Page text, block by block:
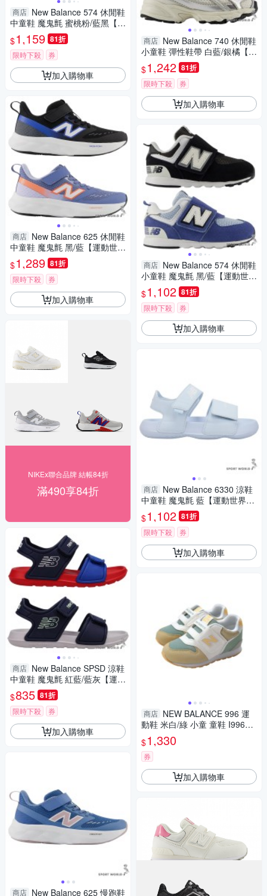
商店 New Balance 574 休閒鞋
中童鞋 魔鬼氈 蜜桃粉/藍黑【運
動世界】PV574QTC-W/PV574
QRB-W
$1,159 81折
限時下殺 券
加入購物車
商店 New Balance 625 休閒鞋
中童鞋 魔鬼氈 黑/藍【運動世
界】P6254ZV-W/P6253ZB-W
$1,289 81折
限時下殺 券
加入購物車
NIKEx聯合品牌 結帳84折
滿490享84折
商店 New Balance SPSD 涼鞋
中童鞋 魔鬼氈 紅藍/藍灰【運動
世界】SYSPSDD1-M/SYSPSD
E1-M
$835 81折
限時下殺 券
加入購物車
商店 New Balance 625 慢跑鞋
商店 New Balance 740 休閒鞋
小童鞋 彈性鞋帶 白藍/銀橘【運
動世界】I7408VA-W/I7408JK-
W
$1,242 81折
限時下殺 券
加入購物車
商店 New Balance 574 休閒鞋
小童鞋 魔鬼氈 黑/藍【運動世
界】I5744AG-W/I57470V-W
$1,102 81折
限時下殺 券
加入購物車
商店 New Balance 6330 涼鞋
中童鞋 魔鬼氈 藍【運動世界】
Y63301ZX-M
$1,102 81折
限時下殺 券
加入購物車
商店 NEW BALANCE 996 運
動鞋 米白/綠 小童 童鞋 I99628
Q-W no253
$1,330
券
加入購物車